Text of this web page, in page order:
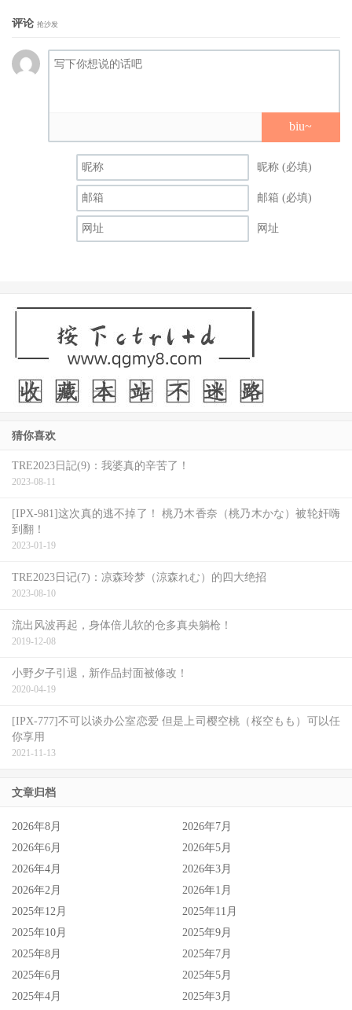
最关切，仍是盼望文武
杰出男演员之一的天王，是否会继续参与漫威宇宙？而
评论 抢沙发
biu~
昵称 (必填)
邮箱 (必填)
网址
猜你喜欢
TRE2023日記(9)：我婆真的辛苦了！
2023-08-11
[IPX-981]这次真的逃不掉了！ 桃乃木香奈（桃乃木かな）被轮奸嗨
到翻！
2023-01-19
TRE2023日记(7)：凉森玲梦（涼森れむ）的四大绝招
2023-08-10
流出风波再起，身体倍儿软的仓多真央躺枪！
2019-12-08
小野夕子引退，新作品封面被修改！
2020-04-19
[IPX-777]不可以谈办公室恋爱 但是上司樱空桃（桜空もも）可以任
你享用
2021-11-13
文章归档
2026年8月
2026年7月
2026年6月
2026年5月
2026年4月
2026年3月
2026年2月
2026年1月
2025年12月
2025年11月
2025年10月
2025年9月
2025年8月
2025年7月
2025年6月
2025年5月
2025年4月
2025年3月